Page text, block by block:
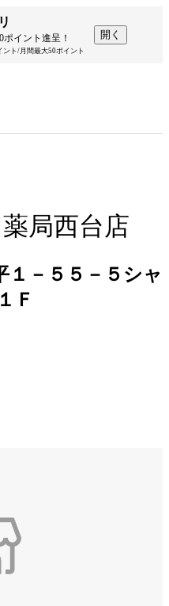
イント進呈！
ト/月間最大50ポイント
開く
局西台店
１－５５－５シャ
Ｆ